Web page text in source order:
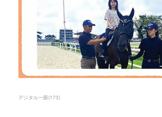
デジタル一眼(173)